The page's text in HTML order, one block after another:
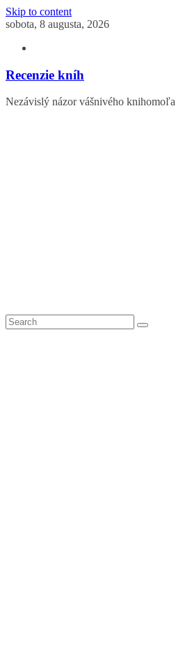
Skip to content
sobota, 8 augusta, 2026
Recenzie kníh
Nezávislý názor vášnivého knihomoľa